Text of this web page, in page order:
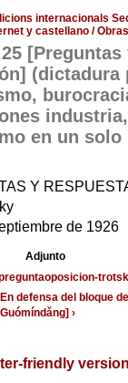
internacionals
y castellano /
(dictadura
en un solo
Y
de 1926
Adjunto
defensa del bloque
›
friendly